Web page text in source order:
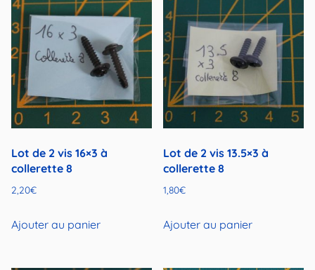
Lot de 2 vis 16×3 à
collerette 8
2,20€
Ajouter au panier
Lot de 2 vis 13.5×3 à
collerette 8
1,80€
Ajouter au panier